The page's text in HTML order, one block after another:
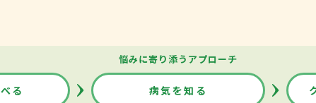
悩みに寄り添うアプローチ
る 病気を知る